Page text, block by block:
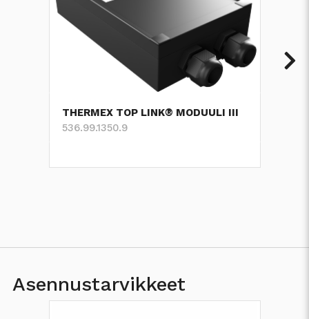
THERMEX TOP LINK® MODUULI III
536.99.1350.9
Asennustarvikkeet